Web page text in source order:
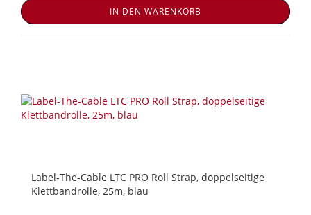
IN DEN WARENKORB
Label-The-Cable LTC PRO Roll Strap, doppelseitige
Klettbandrolle, 25m, blau